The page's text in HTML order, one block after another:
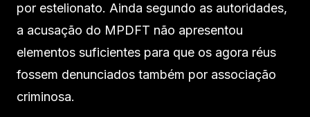
por estelionato. Ainda segundo as autoridades,
a acusação do MPDFT não apresentou
elementos suficientes para que os agora réus
fossem denunciados também por associação
criminosa.